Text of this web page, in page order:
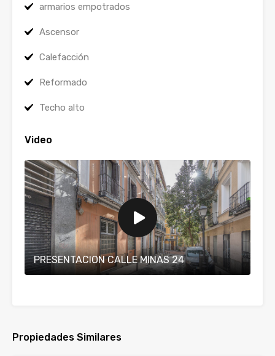
armarios empotrados
Ascensor
Calefacción
Reformado
Techo alto
Video
PRESENTACION CALLE MINAS 24
Propiedades Similares